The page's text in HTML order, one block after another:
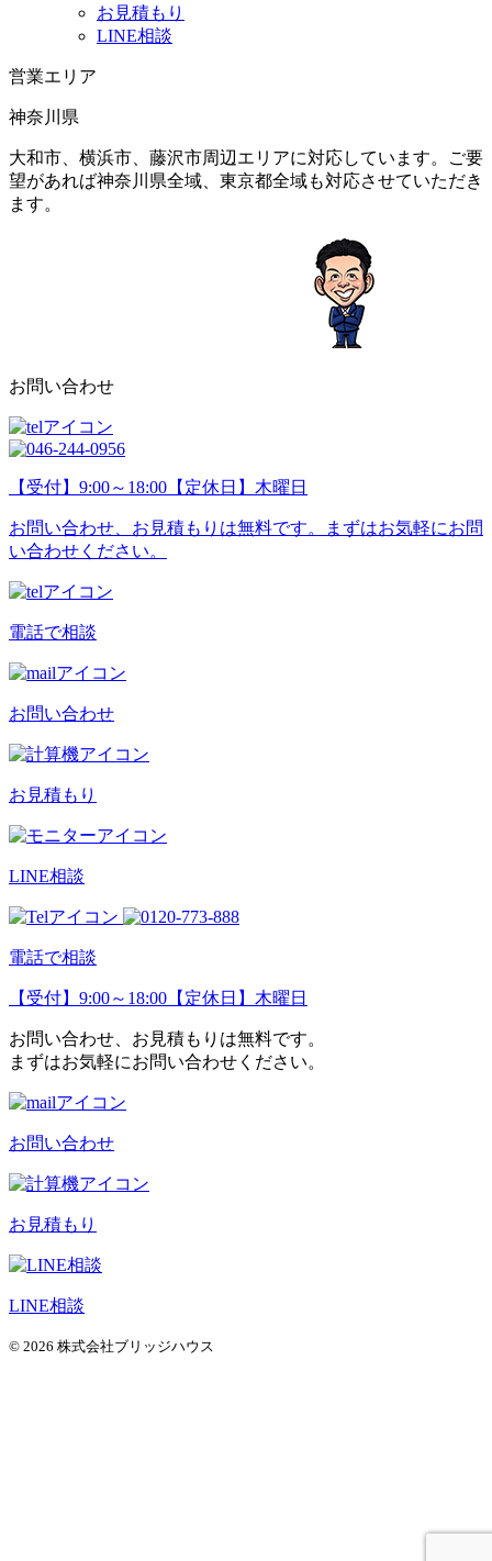
お見積もり
LINE相談
営業エリア
神奈川県
大和市、横浜市、藤沢市周辺エリアに対応しています。ご要
望があれば神奈川県全域、東京都全域も対応させていただき
ます。
お問い合わせ
【受付】9:00～18:00【定休日】木曜日
お問い合わせ、お見積もりは無料です。まずはお気軽にお問
い合わせください。
電話で相談
お問い合わせ
お見積もり
LINE相談
電話で相談
【受付】9:00～18:00【定休日】木曜日
お問い合わせ、お見積もりは無料です。
まずはお気軽にお問い合わせください。
お問い合わせ
お見積もり
LINE相談
© 2026 株式会社ブリッジハウス